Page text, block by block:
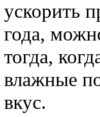
ускорить
года,
тогда,
влажные
вкус.